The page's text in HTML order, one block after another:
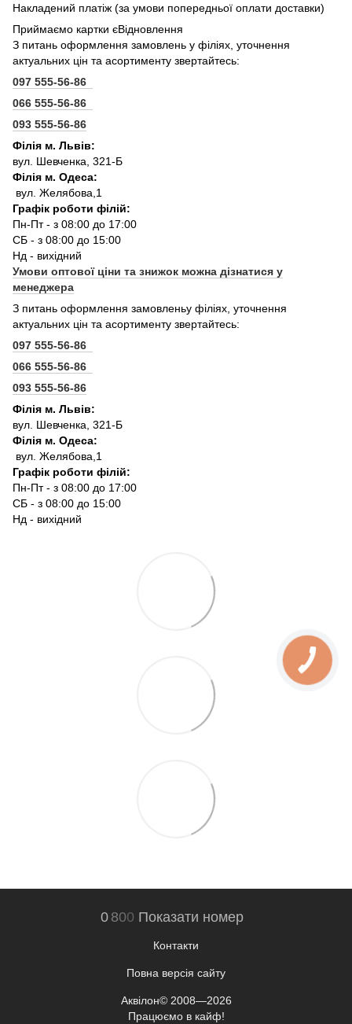
Накладений платіж (за умови попередньої оплати доставки)
Приймаємо картки єВідновлення
З питань оформлення замовлень у філіях, уточнення
актуальних цін та асортименту звертайтесь:
097 555-56-86
066 555-56-86
093 555-56-86
Філія м. Львів:
вул. Шевченка, 321-Б
Філія м. Одеса:
вул. Желябова,1
Графік роботи філій:
Пн-Пт - з 08:00 до 17:00
СБ - з 08:00 до 15:00
Нд - вихідний
Умови оптової ціни та знижок можна дізнатися у
менеджера
З питань оформлення замовленьу філіях, уточнення
актуальних цін та асортименту звертайтесь:
097 555-56-86
066 555-56-86
093 555-56-86
Філія м. Львів:
вул. Шевченка, 321-Б
Філія м. Одеса:
вул. Желябова,1
Графік роботи філій:
Пн-Пт - з 08:00 до 17:00
СБ - з 08:00 до 15:00
Нд - вихідний
0 800 Показати номер
Контакти
Повна версія сайту
Аквілон© 2008—2026
Працюємо в кайф!